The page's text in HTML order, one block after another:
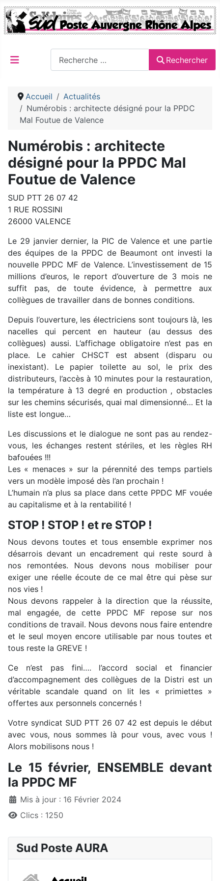
Rechercher
Accueil
Actualités
Numérobis : architecte désigné pour la PPDC
Mal Foutue de Valence
Numérobis : architecte
désigné pour la PPDC Mal
Foutue de Valence
SUD PTT 26 07 42
1 RUE ROSSINI
26000 VALENCE
Le 29 janvier dernier, la PIC de Valence et une partie
des équipes de la PPDC de Beaumont ont investi la
nouvelle PPDC MF de Valence. L’investissement de 15
millions d’euros, le report d’ouverture de 3 mois ne
suffit pas, de toute évidence, à permettre aux
collègues de travailler dans de bonnes conditions.
Depuis l’ouverture, les électriciens sont toujours là, les
nacelles qui percent en hauteur (au dessus des
collègues) aussi. L’affichage obligatoire n’est pas en
place. Le cahier CHSCT est absent (disparu ou
inexistant). Le papier toilette au sol, le prix des
distributeurs, l’accès à 10 minutes pour la restauration,
la température à 13 degré en production , obstacles
sur les chemins sécurisés, quai mal dimensionné… Et la
liste est longue…
Les discussions et le dialogue ne sont pas au rendez-
vous, les échanges restent stériles, et les règles RH
bafouées !!!
Les « menaces » sur la pérennité des temps partiels
vers un modèle imposé dès l’an prochain !
L’humain n’a plus sa place dans cette PPDC MF vouée
au capitalisme et à la rentabilité !
STOP ! STOP ! et re STOP !
Nous devons toutes et tous ensemble exprimer nos
désarrois devant un encadrement qui reste sourd à
nos remontées. Nous devons nous mobiliser pour
exiger une réelle écoute de ce mal être qui pèse sur
nos vies !
Nous devons rappeler à la direction que la réussite,
mal engagée, de cette PPDC MF repose sur nos
conditions de travail. Nous devons nous faire entendre
et le seul moyen encore utilisable par nous toutes et
tous reste la GREVE !
Ce n’est pas fini…. l’accord social et financier
d’accompagnement des collègues de la Distri est un
véritable scandale quand on lit les « primiettes »
offertes aux personnels concernés !
Votre syndicat SUD PTT 26 07 42 est depuis le début
avec vous, nous sommes là pour vous, avec vous !
Alors mobilisons nous !
Le 15 février, ENSEMBLE devant
la PPDC MF
DétailsMis à jour : 16 Février 2024
Clics : 1250
Sud Poste AURA